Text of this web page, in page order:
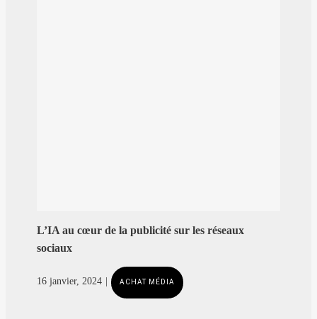
L’IA au cœur de la publicité sur les réseaux
sociaux